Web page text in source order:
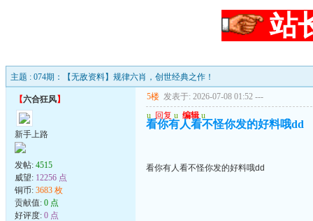
站
主题 : 074期：【无敌资料】规律六肖，创世经典之作！
【六合狂风】
新手上路
发帖: 4515
威望: 12256 点
铜币: 3683 枚
贡献值: 0 点
好评度: 0 点
5楼 发表于: 2026-07-08 01:52 ---
u 回复 u 编辑 u
看你有人看不怪你发的好料哦dd
看你有人看不怪你发的好料哦dd